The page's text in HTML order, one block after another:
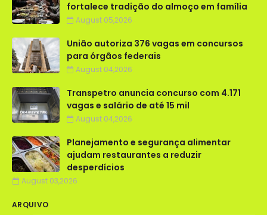
fortalece tradição do almoço em família
August 05,2026
União autoriza 376 vagas em concursos
para órgãos federais
August 04,2026
Transpetro anuncia concurso com 4.171
vagas e salário de até 15 mil
August 04,2026
Planejamento e segurança alimentar
ajudam restaurantes a reduzir
desperdícios
August 03,2026
ARQUIVO